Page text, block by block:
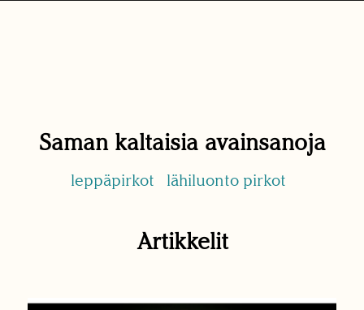
Saman kaltaisia avainsanoja
leppäpirkot lähiluonto pirkot
Artikkelit